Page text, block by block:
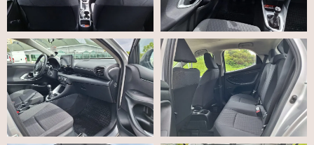
podczas
twojego
przejścia na nią.
Jeśli odrzucisz
te pliki cookie,
niektóre funkcje
znikną ze strony
internetowej.